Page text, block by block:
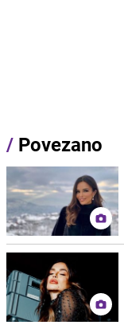
/ Povezano